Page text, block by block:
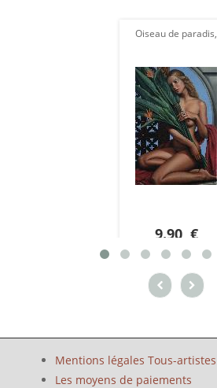
Oiseau de paradis,
9.90 €
Mentions légales Tous-artistes
Les moyens de paiements